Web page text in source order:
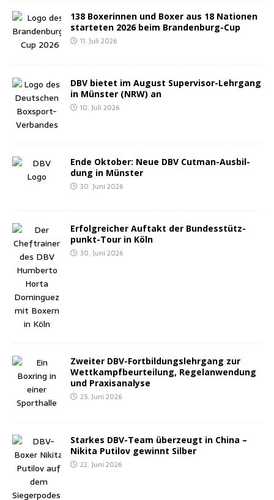
138 Boxe­rin­nen und Boxer aus 18 Natio­nen
star­te­ten 2026 beim Brandenburg-Cup
11. Juli 2026
DBV bie­tet im August Super­vi­sor-Lehr­gang
in Müns­ter (NRW) an
10. Juli 2026
Ende Okto­ber: Neue DBV Cut­man-Aus­bil­
dung in Münster
30. Juni 2026
Erfolg­rei­cher Auf­takt der Bun­des­stütz­
punkt-Tour in Köln
30. Juni 2026
Zwei­ter DBV-Fort­bil­dungs­lehr­gang zur
Wett­kampf­be­ur­tei­lung, Regel­an­wen­dung
und Praxisanalyse
25. Juni 2026
Star­kes DBV-Team über­zeugt in Chi­na –
Niki­ta Puti­l­ov gewinnt Silber
22. Juni 2026